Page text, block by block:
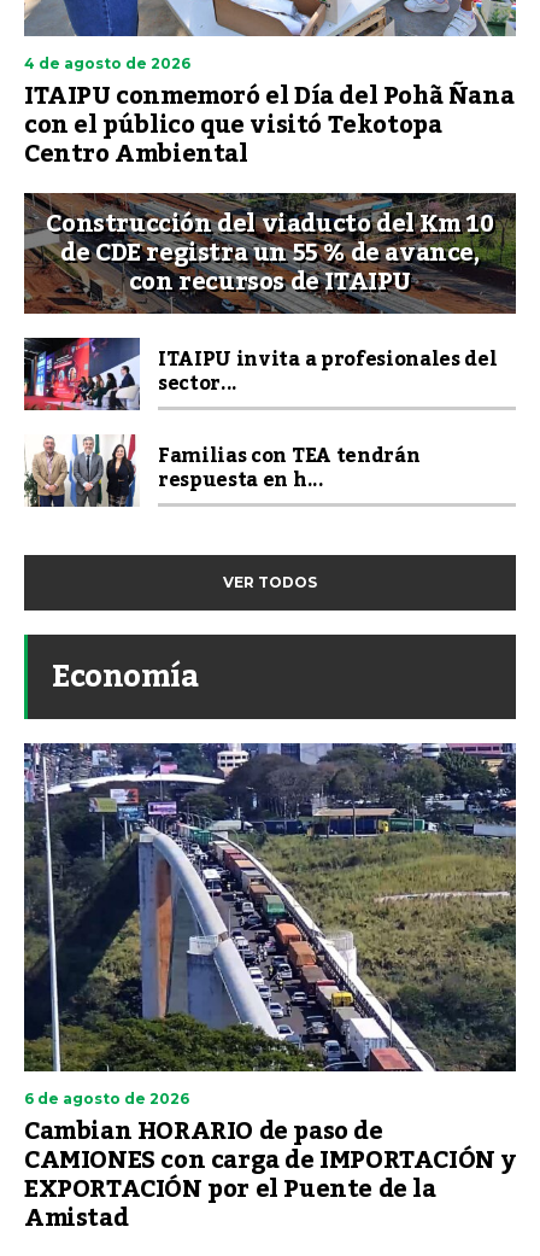
4 de agosto de 2026
ITAIPU conmemoró el Día del Pohã Ñana
con el público que visitó Tekotopa
Centro Ambiental
Construcción del viaducto del Km 10
de CDE registra un 55 % de avance,
con recursos de ITAIPU
ITAIPU invita a profesionales del
sector...
Familias con TEA tendrán
respuesta en h...
VER TODOS
Economía
6 de agosto de 2026
Cambian HORARIO de paso de
CAMIONES con carga de IMPORTACIÓN y
EXPORTACIÓN por el Puente de la
Amistad